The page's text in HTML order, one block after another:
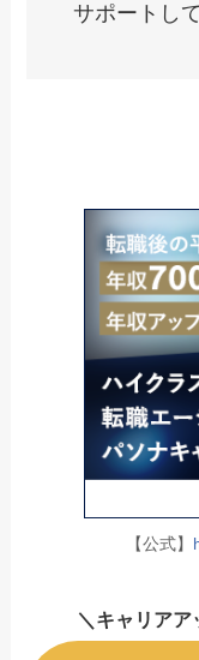
サポートし
【公式】
＼キャリアア